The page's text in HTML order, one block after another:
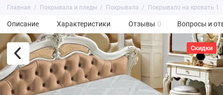
Главная Покрывала и пледы Покрывала Покрывало на кровать
Описание Характеристики Отзывы 0 Вопросы и
Скидки